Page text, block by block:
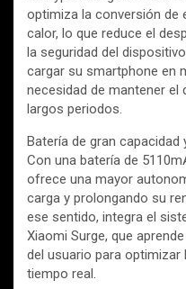
optimiza la conversión de
calor, lo que reduce el
la seguridad del
cargar su smartphone en
necesidad de mantener
largos periodos.
Batería de gran capacidad
Con una batería de
ofrece una mayor
carga y prolongando su
ese sentido, integra el
Xiaomi Surge, que
del usuario para
tiempo real.